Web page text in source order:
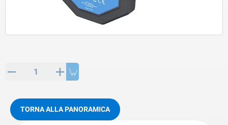
di AL-KO
TORNA ALLA PANORAMICA